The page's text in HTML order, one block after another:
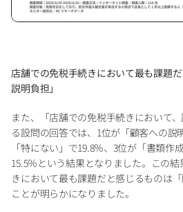
店舗での免税手続きにおいて最も課題
説明負担」
また、「店舗での免税手続きにおいて
る設問の回答では、1位が「顧客への説
「特にない」で19.8％、3位が「書類作
15.5％という結果となりました。この
きにおいて最も課題だと感じるものは
ことが明らかになりました。